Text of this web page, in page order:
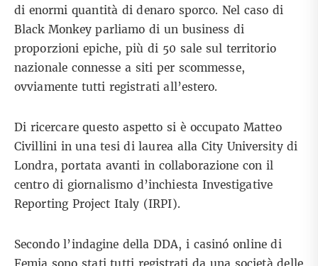
di enormi quantità di denaro sporco. Nel caso di
Black Monkey parliamo di un business di
proporzioni epiche, più di 50 sale sul territorio
nazionale connesse a siti per scommesse,
ovviamente tutti registrati all’estero.
Di ricercare questo aspetto si è occupato Matteo
Civillini in una tesi di laurea alla City University di
Londra, portata avanti in collaborazione con il
centro di giornalismo d’inchiesta Investigative
Reporting Project Italy (IRPI).
Secondo l’indagine della DDA, i casinó online di